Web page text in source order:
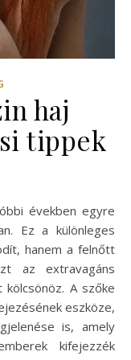
haj
tippek
Ez a különleges
hanem a felnőtt
az extravagáns
A szőke
eszköze,
is, amely
kifejezzék